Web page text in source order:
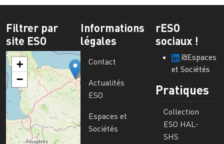
Filtrer par
site ESO
+
−
Informations
légales
Contact
Actualités
ESO
Espaces et
Sociétés
rESO
sociaux !
@Espaces
et Sociétés
Pratiques
Collection
ESO HAL-
SHS